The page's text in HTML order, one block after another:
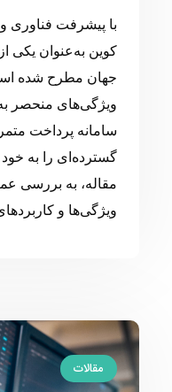
با پیشرفت فناوری
کوین به‌عنوان یکی
جهان مطرح شده
ویژگی‌های منحصر
سامانه پرداخت
گسترده‌ای را به
مقاله، به بررسی
ویژگی‌ها و
مقالات